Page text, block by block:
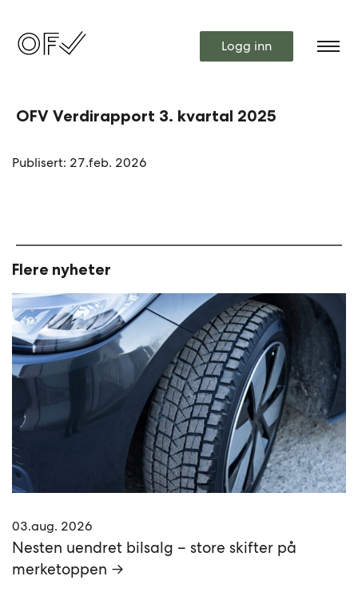
Logg inn
OFV Verdirapport 3. kvartal 2025
Publisert: 27.feb. 2026
Flere nyheter
03.aug. 2026
Nesten uendret bilsalg – store skifter på
merketoppen →